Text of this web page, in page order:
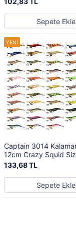
Sepete Ekle
Captain 3014
12cm Crazy Squid
133,68 TL
Sepete Ekle